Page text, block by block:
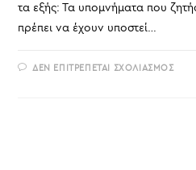
τα εξής: Τα υπομνήματα που
πρέπει να έχουν υποστεί…
ΔΕΝ ΕΠΙΤΡΈΠΕΤΑΙ ΣΧΟΛΙΑΣΜΌΣΣΤΟ